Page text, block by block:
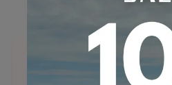
📷 あなたの装着写真を